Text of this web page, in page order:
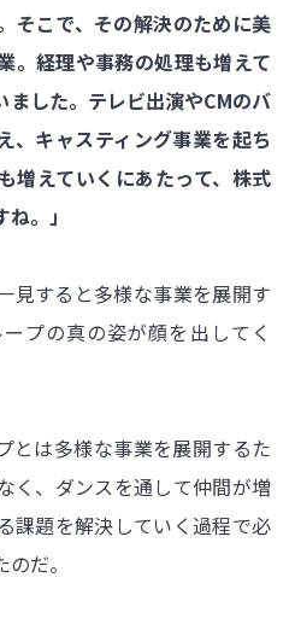
そこで、その解決のために美
。経理や事務の処理も増えて
ました。テレビ出演やCMのバ
、キャスティング事業を起ち
増えていくにあたって、株式
。」
見すると多様な事業を展開す
プの真の姿が顔を出してく
とは多様な事業を展開するた
く、ダンスを通して仲間が増
課題を解決していく過程で必
だ。